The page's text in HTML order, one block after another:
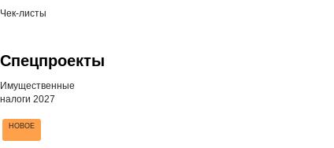
Чек-листы
Спецпроекты
Имущественные
налоги 2027
НОВОЕ